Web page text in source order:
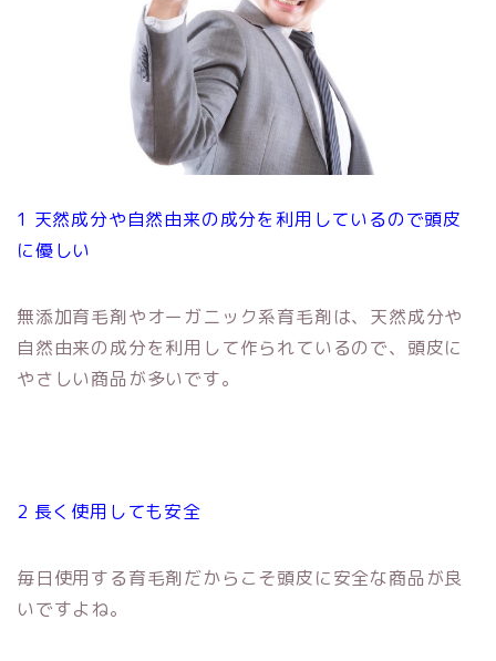
1 天然成分や自然由来の成分を利用しているので頭皮
に優しい
無添加育毛剤やオーガニック系育毛剤は、天然成分や
自然由来の成分を利用して作られているので、頭皮に
やさしい商品が多いです。
2 長く使用しても安全
毎日使用する育毛剤だからこそ頭皮に安全な商品が良
いですよね。